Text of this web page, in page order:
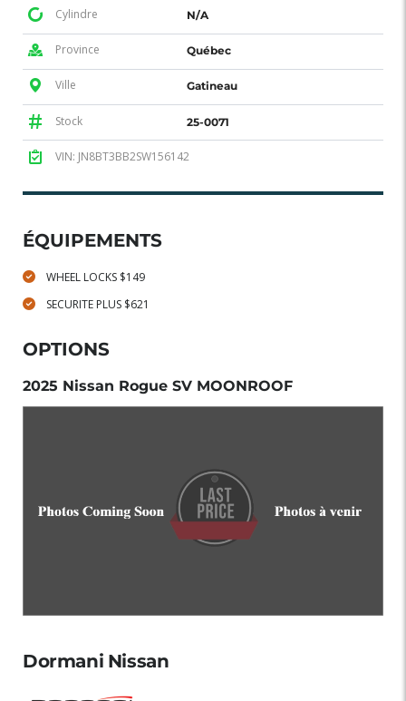
Cylindre N/A
Province Québec
Ville Gatineau
Stock 25-0071
VIN: JN8BT3BB2SW156142
ÉQUIPEMENTS
WHEEL LOCKS $149
SECURITE PLUS $621
OPTIONS
2025 Nissan Rogue SV MOONROOF
Dormani Nissan